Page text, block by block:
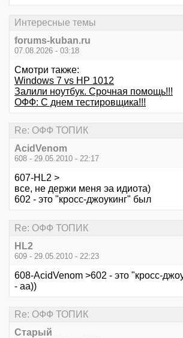
Интересные темы
forums-kuban.ru
07.08.2026 - 03:18
Смотри также:
Windows 7 vs HP 1012
Залили ноутбук. Срочная помощь!!!
ОФФ: С днем тестировщика!!!
Re: ОФФ ТОПИК
AcidVenom
608 - 29.05.2010 - 22:17
607-HL2 >
все, не держи меня эа идиота)
602 - это "кросс-джоукинг" был
Re: ОФФ ТОПИК
HL2
609 - 29.05.2010 - 22:23
608-AcidVenom >602 - это "кросс-
- аа))
Re: ОФФ ТОПИК
Старый